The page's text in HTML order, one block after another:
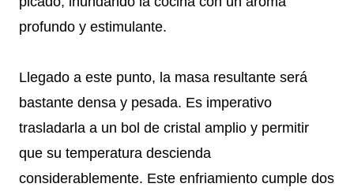
profundo y estimulante.
Llegado a este punto, la masa resultante será
bastante densa y pesada. Es imperativo
trasladarla a un bol de cristal amplio y permitir
que su temperatura descienda
considerablemente. Este enfriamiento cumple dos